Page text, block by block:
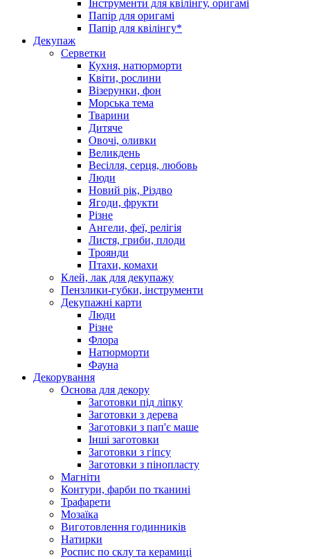
Інструменти для квілінгу, оригамі
Папір для оригамі
Папір для квілінгу*
Декупаж
Серветки
Кухня, натюрморти
Квіти, рослини
Візерунки, фон
Морська тема
Тварини
Дитяче
Овочі, оливки
Великдень
Весілля, серця, любовь
Люди
Новий рік, Різдво
Ягоди, фрукти
Різне
Ангели, феї, релігія
Листя, гриби, плоди
Троянди
Птахи, комахи
Клей, лак для декупажу
Пензлики-губки, інструменти
Декупажні карти
Люди
Різне
Флора
Натюрморти
Фауна
Декорування
Основа для декору
Заготовки під ліпку
Заготовки з дерева
Заготовки з пап'є маше
Інші заготовки
Заготовки з гіпсу
Заготовки з пінопласту
Магніти
Контури, фарби по тканині
Трафарети
Мозаїка
Виготовлення годинників
Натирки
Роспис по склу та керамиці